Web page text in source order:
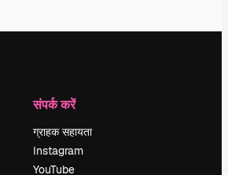
संपर्क करें
ग्राहक सहायता
Instagram
YouTube